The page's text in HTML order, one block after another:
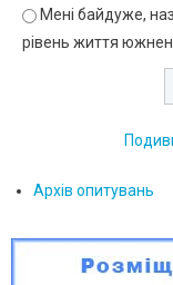
Мені байдуже,
рівень життя
Архів опитувань